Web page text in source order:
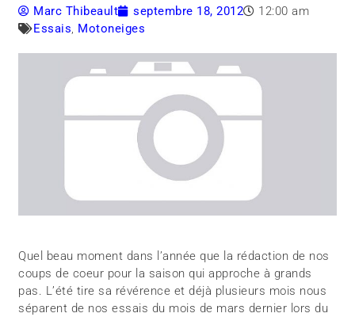
Marc Thibeault septembre 18, 2012
12:00 am
Essais, Motoneiges
Quel beau moment dans l’année que la rédaction de nos
coups de coeur pour la saison qui approche à grands
pas. L’été tire sa révérence et déjà plusieurs mois nous
séparent de nos essais du mois de mars dernier lors du